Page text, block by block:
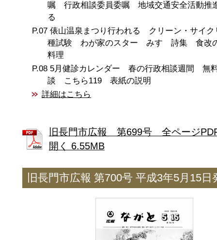
嘱 行政相談委員委嘱 地域交通安全活動推
る
俵山温泉まつり行われる クリーン・サイ
種試験 わが家のスター みすゞ詩集 食改
料理
5月健診カレンダー 春の行政相談週間 無
談 こちら119 表紙の説明
詳細はこちら
旧長門市広報 第699号 全ページ
開く 6.55MB
旧長門市広報 第700号 平成3年5月15日